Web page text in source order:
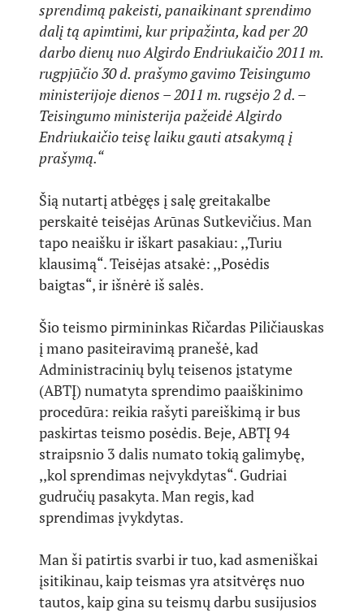
sprendimą pakeisti, panaikinant sprendimo
dalį tą apimtimi, kur pripažinta, kad per 20
darbo dienų nuo Algirdo Endriukaičio 2011 m.
rugpjūčio 30 d. prašymo gavimo Teisingumo
ministerijoje dienos – 2011 m. rugsėjo 2 d. –
Teisingumo ministerija pažeidė Algirdo
Endriukaičio teisę laiku gauti atsakymą į
prašymą.“
Šią nutartį atbėgęs į salę greitakalbe
perskaitė teisėjas Arūnas Sutkevičius. Man
tapo neaišku ir iškart pasakiau: ,,Turiu
klausimą“. Teisėjas atsakė: ,,Posėdis
baigtas“, ir išnėrė iš salės.
Šio teismo pirmininkas Ričardas Piličiauskas
į mano pasiteiravimą pranešė, kad
Administracinių bylų teisenos įstatyme
(ABTĮ) numatyta sprendimo paaiškinimo
procedūra: reikia rašyti pareiškimą ir bus
paskirtas teismo posėdis. Beje, ABTĮ 94
straipsnio 3 dalis numato tokią galimybę,
,,kol sprendimas neįvykdytas“. Gudriai
gudručių pasakyta. Man regis, kad
sprendimas įvykdytas.
Man ši patirtis svarbi ir tuo, kad asmeniškai
įsitikinau, kaip teismas yra atsitvėręs nuo
tautos, kaip gina su teismų darbu susijusios